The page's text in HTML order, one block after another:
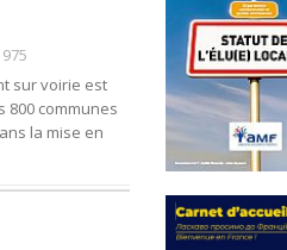
sur voirie est
800 communes
la mise en
Statut de
l’élu local